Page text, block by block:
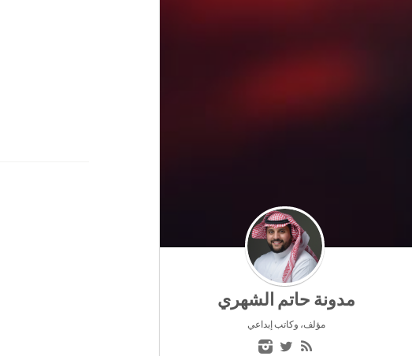
مدونة حاتم الشهري
مؤلف، وكاتب إبداعي